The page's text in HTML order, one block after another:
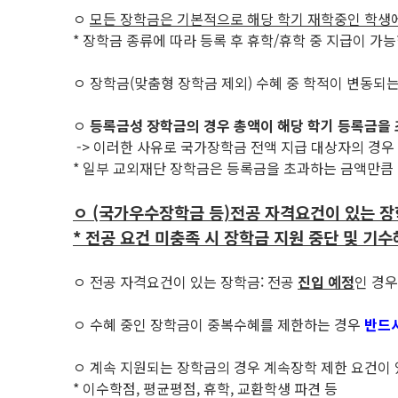
ㅇ 모든 장학금은 기본적으로 해당 학기 재학중인 학생
* 장학금 종류에 따라 등록 후 휴학/휴학 중 지급이 가
ㅇ 장학금(맞춤형 장학금 제외) 수혜 중 학적이 변동
ㅇ 등록금성 장학금의 경우 총액이 해당 학기 등록금을
-> 이러한 사유로 국가장학금 전액 지급 대상자의 경
* 일부 교외재단 장학금은 등록금을 초과하는 금액만
ㅇ (국가우수장학금 등)전공 자격요건이 있는
* 전공 요건 미충족 시 장학금 지원 중단 및 기
ㅇ 전공 자격요건이 있는 장학금: 전공 진입 예정인 경
ㅇ 수혜 중인 장학금이 중복수혜를 제한하는 경우 반드
ㅇ 계속 지원되는 장학금의 경우 계속장학 제한 요건
* 이수학점, 평균평점, 휴학, 교환학생 파견 등